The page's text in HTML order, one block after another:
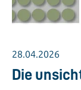
28.04.2026
Die